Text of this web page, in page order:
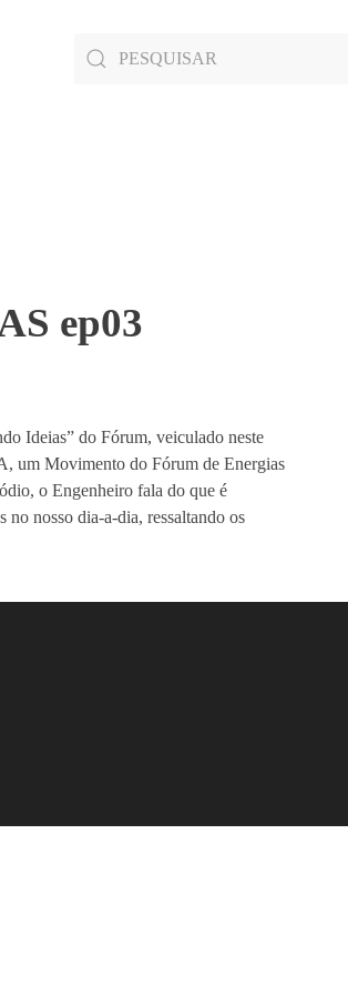
ep03
Ideias” do Fórum, veiculado neste
Movimento do Fórum de Energias
o Engenheiro fala do que é
no nosso dia-a-dia, ressaltando os